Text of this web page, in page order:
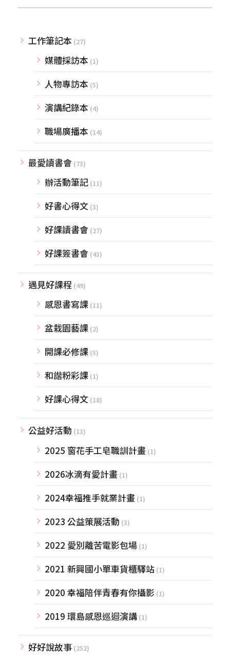
工作筆記本 (27)
媒體採訪本 (1)
人物專訪本 (5)
演講紀錄本 (4)
職場廣播本 (14)
最愛讀書會 (73)
辦活動筆記 (11)
好書心得文 (3)
好課讀書會 (27)
好課簽書會 (43)
遇見好課程 (49)
感恩書寫課 (11)
盆栽園藝課 (2)
開課必修課 (5)
和諧粉彩課 (1)
好課心得文 (18)
公益好活動 (13)
2025 窗花手工皂職訓計畫 (1)
2026冰滴有愛計畫 (1)
2024幸福推手就業計畫 (1)
2023 公益策展活動 (3)
2022 愛別離苦電影包場 (1)
2021 新興國小單車貨櫃驛站 (1)
2020 幸福陪伴青春有你攝影 (1)
2019 環島感恩巡迴演講 (1)
好好說故事 (252)